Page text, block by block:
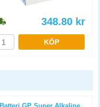
348.80 kr
KÖP